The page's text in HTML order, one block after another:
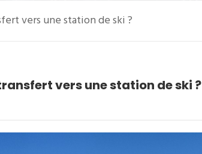
vers une station de ski ?
vers une station de ski ?